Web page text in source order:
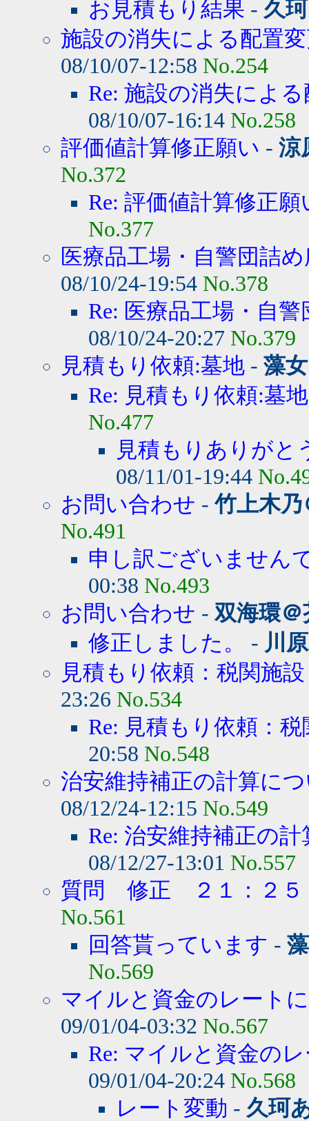
お見積もり結果 - 久
施設の消失による配置
08/10/07-12:58 No.254
Re: 施設の消失によ
08/10/07-16:14 No.258
評価値計算修正願い - 涼
No.372
Re: 評価値計算修正願
No.377
医療品工場・自警団詰
08/10/24-19:54 No.378
Re: 医療品工場・自
08/10/24-20:27 No.379
見積もり依頼:墓地 - 藻
Re: 見積もり依頼:墓地
No.477
見積もりありがと
08/11/01-19:44
お問い合わせ -竹上木
No.491
申し訳ございません
00:38 No.493
お問い合わせ -双海環
修正しました。
- 川
見積もり依頼：税関施設
23:26 No.534
Re: 見積もり依頼：税
20:58 No.548
治安維持補正の計算に
08/12/24-12:15 No.549
Re: 治安維持補正の
08/12/27-13:01 No.557
質問 修正 ２１：２５
No.561
回答貰っています -
No.569
マイルと資金のレート
09/01/04-03:32 No.567
Re: マイルと資金の
09/01/04-20:24 No.568
レート変動 - 久珂